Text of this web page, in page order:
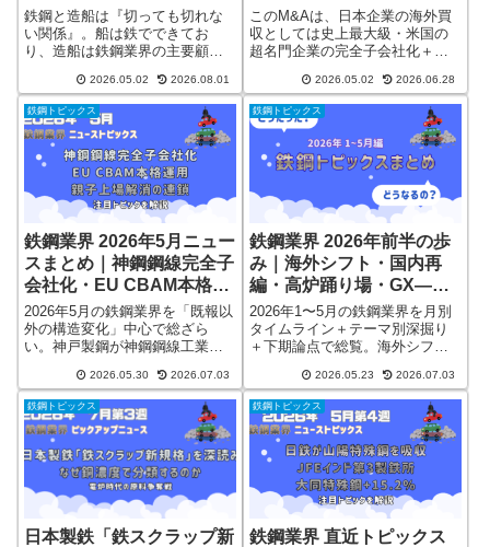
どっち？』を年収・将来
性・難易度で徹底解説｜
2026年最新版
鉄鋼と造船は『切っても切れな
い関係』。船は鉄でできてお
り、造船は鉄鋼業界の主要顧客
炉・電炉が止まれば、造船業界
も新造船を作れません。両業界
の関係構造を解説したうえで、
「就職・転職するならどちらが
オススメか？」を年収・安定
性・将来性・入りやすさの4軸で
完全比較
2026.05.02 2026.08.01
まで完全解説（2026年最
新）
このM&Aは、日本企業の海外買
収としては史上最大級・米国の
超名門企業の完全子会社化＋大
決着で、業界・国際政治の両面
で歴史的な意味を持ちます。
「日本製鉄がアメリカの会社を2
兆円で買った」──ニュースで何
度も流れたあのディールを解説
します。
2026.05.02 2026.06.28
鉄鋼トピックス
鉄鋼業界 2026年5月ニュー
スまとめ｜神鋼鋼線完全子
会社化・EU CBAM本格運
用・親子上場解消の連鎖
2026年5月の鉄鋼業界を「既報以
外の構造変化」中心で総ざら
い。神戸製鋼が神鋼鋼線工業を
力)、EU CBAM本格運用初年
度、山陽特殊製鋼に続く親子上
場解消の連鎖、CBAM対象拡大
107品目提案まで一次情報で整
理。
2026.05.30 2026.07.03
鉄鋼トピックス
鉄鋼業界 2026年前半の歩
み｜海外シフト・国内再
編・高炉踊り場・GX——4
大潮流を月別と論点で総覧
2026年1〜5月の鉄鋼業界を月別
タイムライン＋テーマ別深掘り
＋下期論点で総覧。海外シフト
編(山陽特殊製鋼吸収)、高炉3社
の踊り場、特殊鋼・電炉の好調
と明暗、GX・電炉転換まで構造
的に整理。
2026.05.23 2026.07.03
鉄鋼トピックス
日本製鉄「鉄スクラップ新
鉄鋼トピックス
鉄鋼業界 直近トピックス